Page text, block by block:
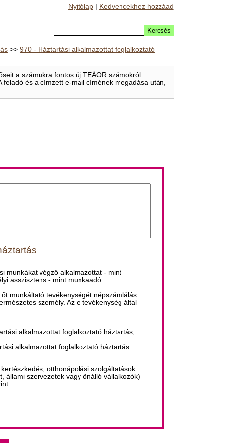
Nyitólap| Kedvencekhez hozzáad
>>970 - Háztartási alkalmazottat foglalkoztató
a számukra fontos új TEÁOR számokról.
és a címzett e-mail címének megadása után,
munkákat végző alkalmazottat - mint
asszisztens - mint munkaadó
munkáltató tevékenységét népszámlálás
személy. Az e tevékenység által
alkalmazottat foglalkoztató háztartás,
alkalmazottat foglalkoztató háztartás
otthonápolási szolgáltatások
állami szervezetek vagy önálló vállalkozók)